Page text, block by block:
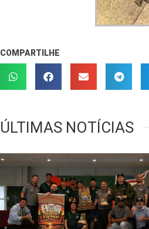
COMPARTILHE
ÚLTIMAS NOTÍCIAS